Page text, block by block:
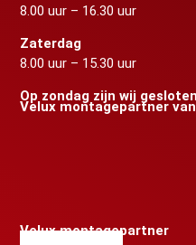
8.00 uur – 16.30 uur
Zaterdag
8.00 uur – 15.30 uur
Op zondag zijn wij gesloten
Velux montagepartner
Velux montagepartner